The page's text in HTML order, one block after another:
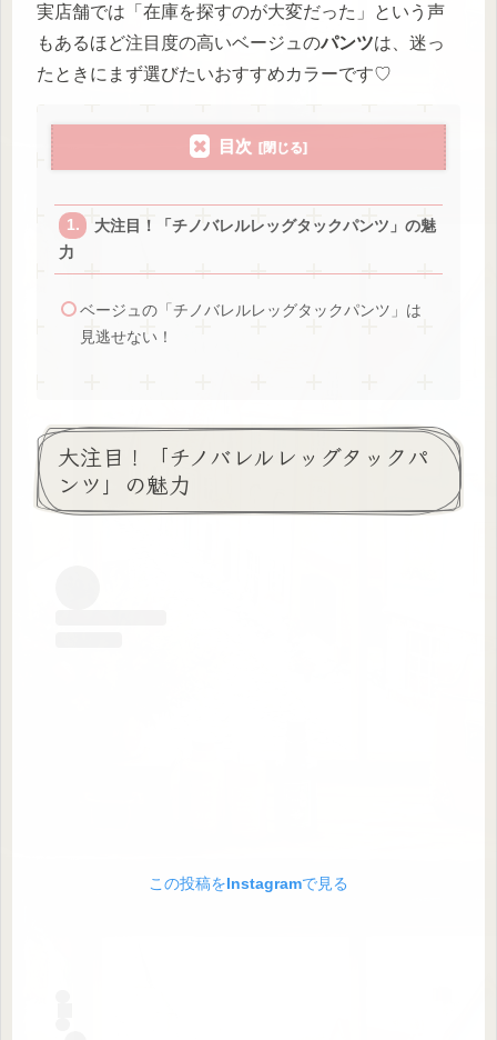
実店舗では「在庫を探すのが大変だった」という声
もあるほど注目度の高いベージュのパンツは、迷っ
たときにまず選びたいおすすめカラーです♡
目次
大注目！「チノバレルレッグタックパンツ」の魅
力
ベージュの「チノバレルレッグタックパンツ」は
見逃せない！
大注目！「チノバレルレッグタックパ
ンツ」の魅力
この投稿をInstagramで見る